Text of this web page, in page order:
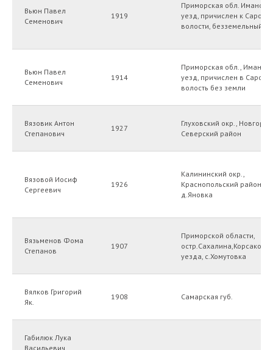
Вьюн Павел
Семенович
1919
Приморская обл.
уезд, причислен к
волости, безземельный
Вьюн Павел
Семенович
1914
Приморская обл.,
уезд, причислен в
волость без земли
Вязовик Антон
Степанович
1927
Глуховский окр.,
Северский район
Вязовой Иосиф
Сергеевич
1926
Калининский окр.,
Краснопольский район,
д.Яновка
Вязьменов Фома
Степанов
1907
Приморской области,
уезда, с.Хомутовка
Вялков Григорий
Як.
1908 Самарская губ.
Габилюк Лука
Васильевич